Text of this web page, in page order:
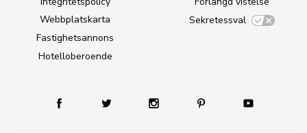
Webbplatskarta
Fastighetsannons
Hotelloberoende
Sekretessval